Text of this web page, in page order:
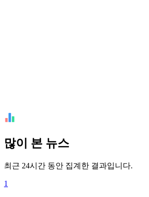
많이 본 뉴스
최근 24시간 동안 집계한 결과입니다.
1